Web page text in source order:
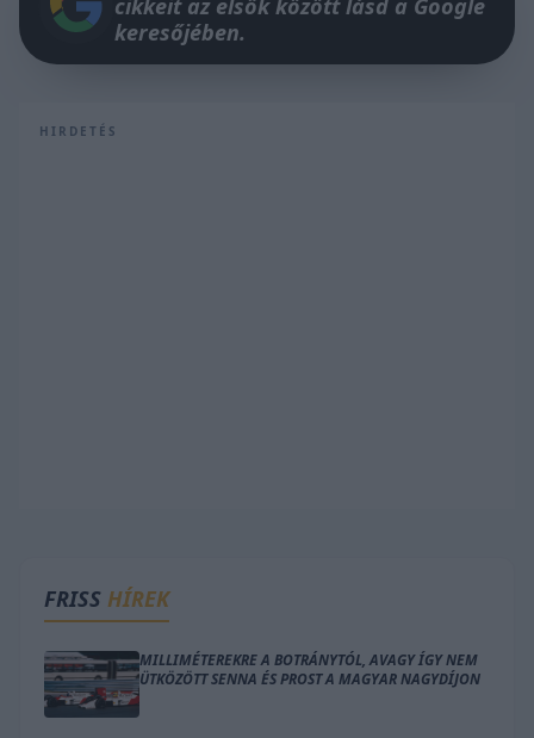
keresőjében.
HIRDETÉS
FRISS HÍREK
MILLIMÉTEREKRE A BOTRÁNYTÓL, AVAGY ÍGY NEM
ÜTKÖZÖTT SENNA ÉS PROST A MAGYAR NAGYDÍJON